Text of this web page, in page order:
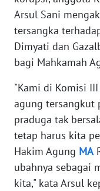
Arsul Sani
tersangka
Dimyati dan
bagi Mahkamah
"Kami di Komisi
agung tersangkut
praduga tak
tetap harus kita
Hakim Agung MA
ubahnya sebagai
kita," kata Arsul
Informasi
INDEKS
BERITA
KAMI
INFO
TENTANG
KAMI